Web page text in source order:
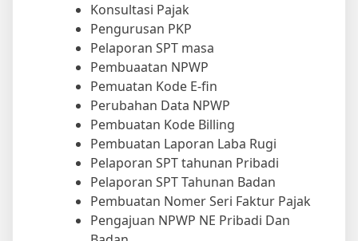
Konsultasi Pajak
Pengurusan PKP
Pelaporan SPT masa
Pembuaatan NPWP
Pemuatan Kode E-fin
Perubahan Data NPWP
Pembuatan Kode Billing
Pembuatan Laporan Laba Rugi
Pelaporan SPT tahunan Pribadi
Pelaporan SPT Tahunan Badan
Pembuatan Nomer Seri Faktur Pajak
Pengajuan NPWP NE Pribadi Dan